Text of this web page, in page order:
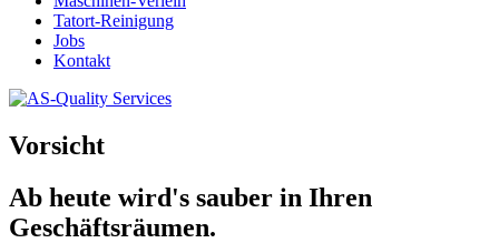
Tatort-Reinigung
Jobs
Kontakt
Vorsicht
Ab heute wird's sauber in Ihren
Geschäftsräumen.